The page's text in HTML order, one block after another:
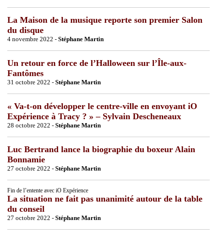
La Maison de la musique reporte son premier Salon
du disque
4 novembre 2022 - Stéphane Martin
Un retour en force de l’Halloween sur l’Île-aux-
Fantômes
31 octobre 2022 - Stéphane Martin
« Va-t-on développer le centre-ville en envoyant iO
Expérience à Tracy ? » – Sylvain Descheneaux
28 octobre 2022 - Stéphane Martin
Luc Bertrand lance la biographie du boxeur Alain
Bonnamie
27 octobre 2022 - Stéphane Martin
Fin de l’entente avec iO Expérience
La situation ne fait pas unanimité autour de la table
du conseil
27 octobre 2022 - Stéphane Martin